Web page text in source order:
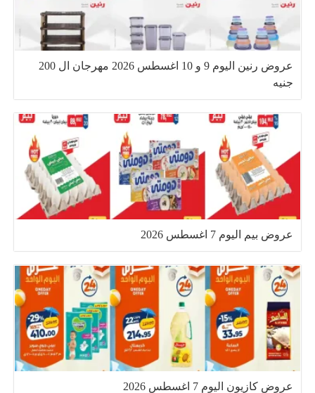
عروض رنين اليوم 9 و 10 اغسطس 2026 مهرجان ال 200
جنيه
عروض بيم اليوم 7 اغسطس 2026
عروض كازيون اليوم 7 اغسطس 2026